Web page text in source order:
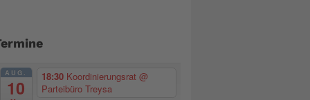
AUG.
10
18:30 Koordinierungsrat @
Parteibüro Treysa